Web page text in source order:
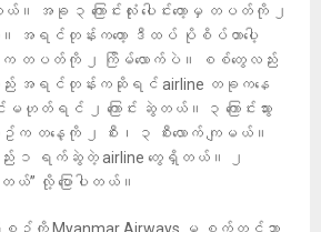
အခု ၃​ ကြောင်းလုံး ပေါင်းတော့မှ တပတ်ကို ၂
ယ်။ အရင်တုန်းကတော့ ဒီထပ် ပိုစိပ်တာပေါ့
တပတ်ကို ၂ ကြိမ်လောက်ပဲ။ စစ်တွေလည်း
း အရင်တုန်းကဆိုရင် airline တခုကနေ
ဟုတ်ရင် ၂ ကြောင်း ဆွဲတယ်။ ၃ ကြောင်းသွား
တနေ့ကို ၂ စီး၊ ၃ စီးလောက် ကျမယ်။
း ၁ ရက်ဆွဲတဲ့ airline တွေရှိတယ်။ ၂
” လို့ ပြောပါတယ်။